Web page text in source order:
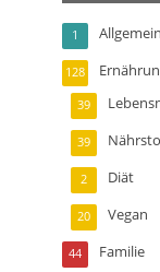
Allgemein
1
128
39
39
Diät
2
Vegan
20
Familie
44